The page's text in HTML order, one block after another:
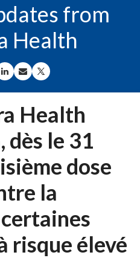
from
Health
FACEBOOK
ON THREADS
SHARE ON LINKEDIN
SHARE BY EMAIL
SHARE ON X
Health
dès le 31
dose
la
risque élevé